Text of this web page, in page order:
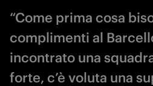
“Come prima cosa
complimenti al
incontrato una
forte, c’è voluta una